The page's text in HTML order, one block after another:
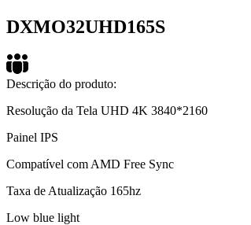
DXMO32UHD165S
Descrição do produto:
Resolução da Tela UHD 4K 3840*2160
Painel IPS
Compatível com AMD Free Sync
Taxa de Atualização 165hz
Low blue light